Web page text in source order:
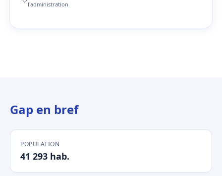
l'administration
Gap en bref
POPULATION
41 293 hab.